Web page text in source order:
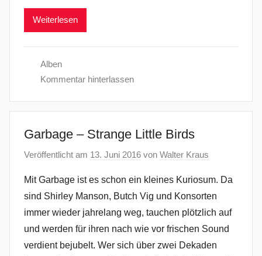
Weiterlesen
Alben
Kommentar hinterlassen
Garbage – Strange Little Birds
Veröffentlicht am 13. Juni 2016 von Walter Kraus
Mit Garbage ist es schon ein kleines Kuriosum. Da
sind Shirley Manson, Butch Vig und Konsorten
immer wieder jahrelang weg, tauchen plötzlich auf
und werden für ihren nach wie vor frischen Sound
verdient bejubelt. Wer sich über zwei Dekaden